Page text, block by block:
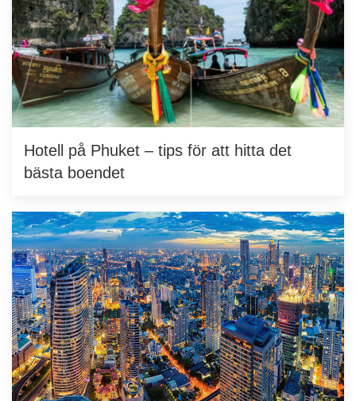
Hotell på Phuket – tips för att hitta det
bästa boendet